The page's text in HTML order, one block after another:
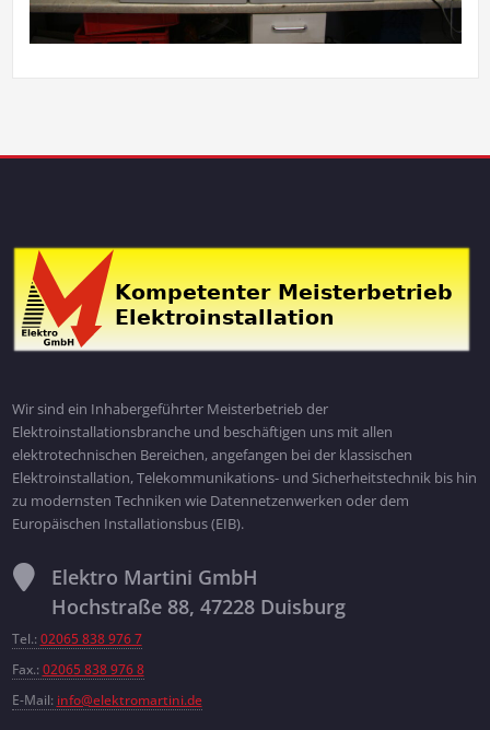
Wir sind ein Inhabergeführter Meisterbetrieb der
Elektroinstallationsbranche und beschäftigen uns mit allen
elektrotechnischen Bereichen, angefangen bei der klassischen
Elektroinstallation, Telekommunikations- und Sicherheitstechnik bis hin
zu modernsten Techniken wie Datennetzenwerken oder dem
Europäischen Installationsbus (EIB).
Elektro Martini GmbH
Hochstraße 88, 47228 Duisburg
Tel.: 02065 838 976 7
Fax.: 02065 838 976 8
E-Mail: info@elektromartini.de